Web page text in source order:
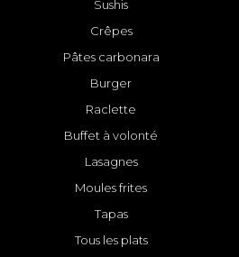
Sushis
Crêpes
Pâtes carbonara
Burger
Raclette
Buffet à volonté
Lasagnes
Moules frites
Tapas
Tous les plats